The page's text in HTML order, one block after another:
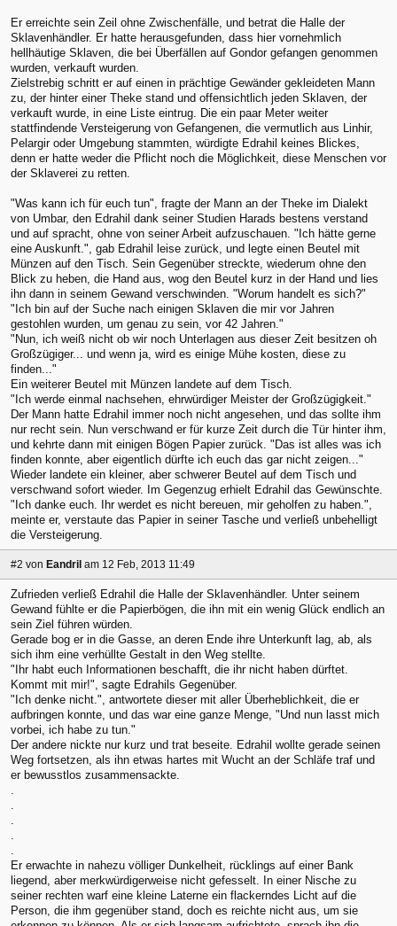
Er erreichte sein Zeil ohne Zwischenfälle, und betrat die Halle der
Sklavenhändler. Er hatte herausgefunden, dass hier vornehmlich
hellhäutige Sklaven, die bei Überfällen auf Gondor gefangen genommen
wurden, verkauft wurden.
Zielstrebig schritt er auf einen in prächtige Gewänder gekleideten Mann
zu, der hinter einer Theke stand und offensichtlich jeden Sklaven, der
verkauft wurde, in eine Liste eintrug. Die ein paar Meter weiter
stattfindende Versteigerung von Gefangenen, die vermutlich aus Linhir,
Pelargir oder Umgebung stammten, würdigte Edrahil keines Blickes,
denn er hatte weder die Pflicht noch die Möglichkeit, diese Menschen vor
der Sklaverei zu retten.
"Was kann ich für euch tun", fragte der Mann an der Theke im Dialekt
von Umbar, den Edrahil dank seiner Studien Harads bestens verstand
und auf spracht, ohne von seiner Arbeit aufzuschauen. "Ich hätte gerne
eine Auskunft.", gab Edrahil leise zurück, und legte einen Beutel mit
Münzen auf den Tisch. Sein Gegenüber streckte, wiederum ohne den
Blick zu heben, die Hand aus, wog den Beutel kurz in der Hand und lies
ihn dann in seinem Gewand verschwinden. "Worum handelt es sich?"
"Ich bin auf der Suche nach einigen Sklaven die mir vor Jahren
gestohlen wurden, um genau zu sein, vor 42 Jahren."
"Nun, ich weiß nicht ob wir noch Unterlagen aus dieser Zeit besitzen oh
Großzügiger... und wenn ja, wird es einige Mühe kosten, diese zu
finden..."
Ein weiterer Beutel mit Münzen landete auf dem Tisch.
"Ich werde einmal nachsehen, ehrwürdiger Meister der Großzügigkeit."
Der Mann hatte Edrahil immer noch nicht angesehen, und das sollte ihm
nur recht sein. Nun verschwand er für kurze Zeit durch die Tür hinter ihm,
und kehrte dann mit einigen Bögen Papier zurück. "Das ist alles was ich
finden konnte, aber eigentlich dürfte ich euch das gar nicht zeigen..."
Wieder landete ein kleiner, aber schwerer Beutel auf dem Tisch und
verschwand sofort wieder. Im Gegenzug erhielt Edrahil das Gewünschte.
"Ich danke euch. Ihr werdet es nicht bereuen, mir geholfen zu haben.",
meinte er, verstaute das Papier in seiner Tasche und verließ unbehelligt
die Versteigerung.
#2 von Eandril am 12 Feb, 2013 11:49
Zufrieden verließ Edrahil die Halle der Sklavenhändler. Unter seinem
Gewand fühlte er die Papierbögen, die ihn mit ein wenig Glück endlich an
sein Ziel führen würden.
Gerade bog er in die Gasse, an deren Ende ihre Unterkunft lag, ab, als
sich ihm eine verhüllte Gestalt in den Weg stellte.
"Ihr habt euch Informationen beschafft, die ihr nicht haben dürftet.
Kommt mit mir!", sagte Edrahils Gegenüber.
"Ich denke nicht.", antwortete dieser mit aller Überheblichkeit, die er
aufbringen konnte, und das war eine ganze Menge, "Und nun lasst mich
vorbei, ich habe zu tun."
Der andere nickte nur kurz und trat beseite. Edrahil wollte gerade seinen
Weg fortsetzen, als ihn etwas hartes mit Wucht an der Schläfe traf und
er bewusstlos zusammensackte.
.
.
.
.
.
Er erwachte in nahezu völliger Dunkelheit, rücklings auf einer Bank
liegend, aber merkwürdigerweise nicht gefesselt. In einer Nische zu
seiner rechten warf eine kleine Laterne ein flackerndes Licht auf die
Person, die ihm gegenüber stand, doch es reichte nicht aus, um sie